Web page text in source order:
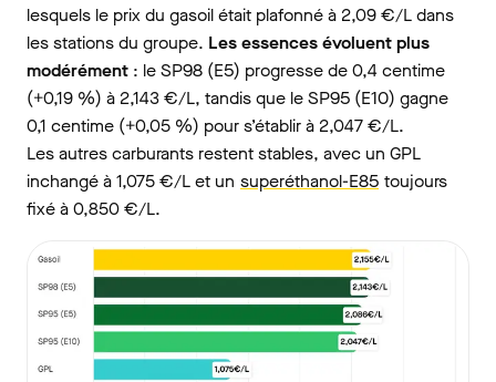
lesquels le prix du gasoil était plafonné à 2,09 €/L dans
les stations du groupe. Les essences évoluent plus
modérément : le SP98 (E5) progresse de 0,4 centime
(+0,19 %) à 2,143 €/L, tandis que le SP95 (E10) gagne
0,1 centime (+0,05 %) pour s’établir à 2,047 €/L.
Les autres carburants restent stables, avec un GPL
inchangé à 1,075 €/L et un superéthanol-E85 toujours
fixé à 0,850 €/L.